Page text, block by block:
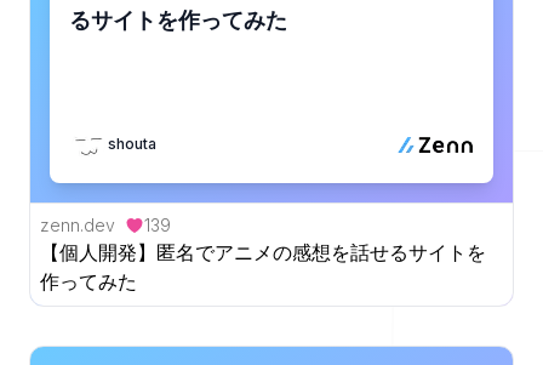
るサイトを作ってみた
shouta
zenn.dev 139
【個人開発】匿名でアニメの感想を話せるサイトを
作ってみた